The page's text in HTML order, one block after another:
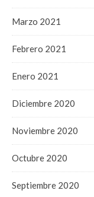
Marzo 2021
Febrero 2021
Enero 2021
Diciembre 2020
Noviembre 2020
Octubre 2020
Septiembre 2020